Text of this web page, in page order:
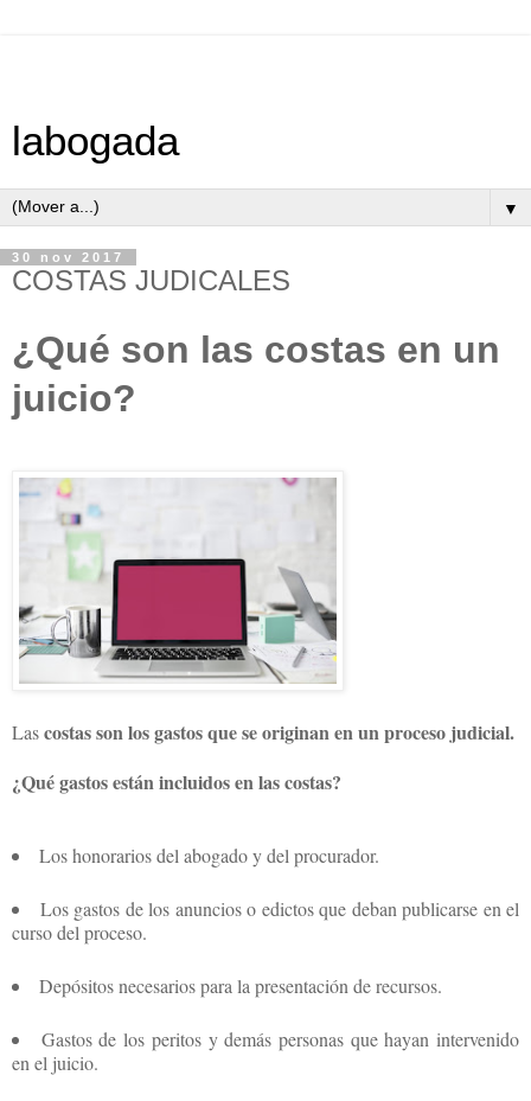
labogada
▼
30 nov 2017
COSTAS JUDICALES
¿Qué son las costas en un
juicio?
Lascostas son los gastos que se originan en un proceso judicial.
¿Qué gastos están incluidos en las costas?
Los honorarios del abogado y del procurador.
Los gastos de los anuncios o edictos que deban publicarse en el
curso del proceso.
Depósitos necesarios para la presentación de recursos.
Gastos de los peritos y demás personas que hayan intervenido
en el juicio.